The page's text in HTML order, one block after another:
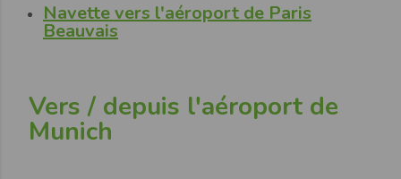
Navette vers l'aéroport de Paris
Beauvais
Vers / depuis l'aéroport de
Munich